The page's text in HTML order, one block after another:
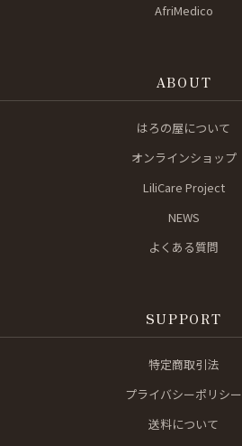
AfriMedico
ABOUT
はろの屋について
オンラインショップ
LiliCare Project
NEWS
よくある質問
SUPPORT
特定商取引法
プライバシーポリシー
送料について